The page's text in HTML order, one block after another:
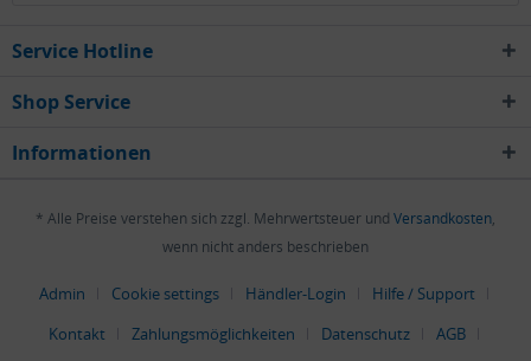
Service Hotline
Shop Service
Informationen
* Alle Preise verstehen sich zzgl. Mehrwertsteuer und Versandkosten,
wenn nicht anders beschrieben
Admin Cookie settings Händler-Login
Hilfe / Support
Kontakt
Zahlungsmöglichkeiten Datenschutz AGB